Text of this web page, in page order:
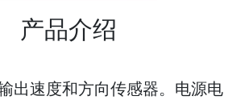
产品介绍
出速度和方向传感器。电源电